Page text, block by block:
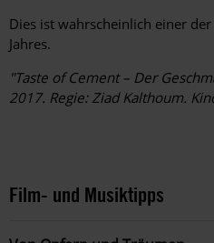
Dies ist wahrscheinlich einer
Jahres.
"Taste of Cement – Der
2017. Regie: Ziad Kalthoum.
Film- und Musiktipps